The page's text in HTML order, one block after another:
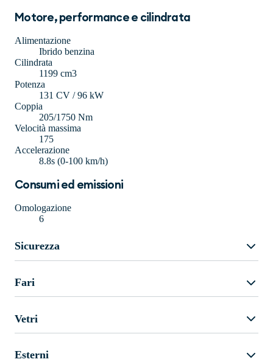
Motore, performance e cilindrata
Alimentazione
Ibrido benzina
Cilindrata
1199 cm3
Potenza
131 CV / 96 kW
Coppia
205/1750 Nm
Velocità massima
175
Accelerazione
8.8s (0-100 km/h)
Consumi ed emissioni
Omologazione
6
Sicurezza
Fari
Vetri
Esterni